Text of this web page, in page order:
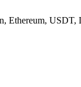
Ethereum, USDT,